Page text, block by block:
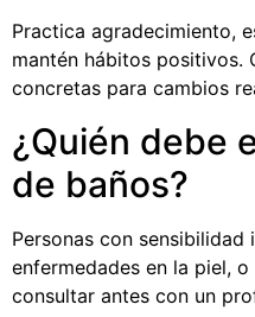
Practica agradecimiento,
mantén hábitos positivos.
concretas para cambios
¿Quién debe
de baños?
Personas con sensibilidad
enfermedades en la piel,
consultar antes con un